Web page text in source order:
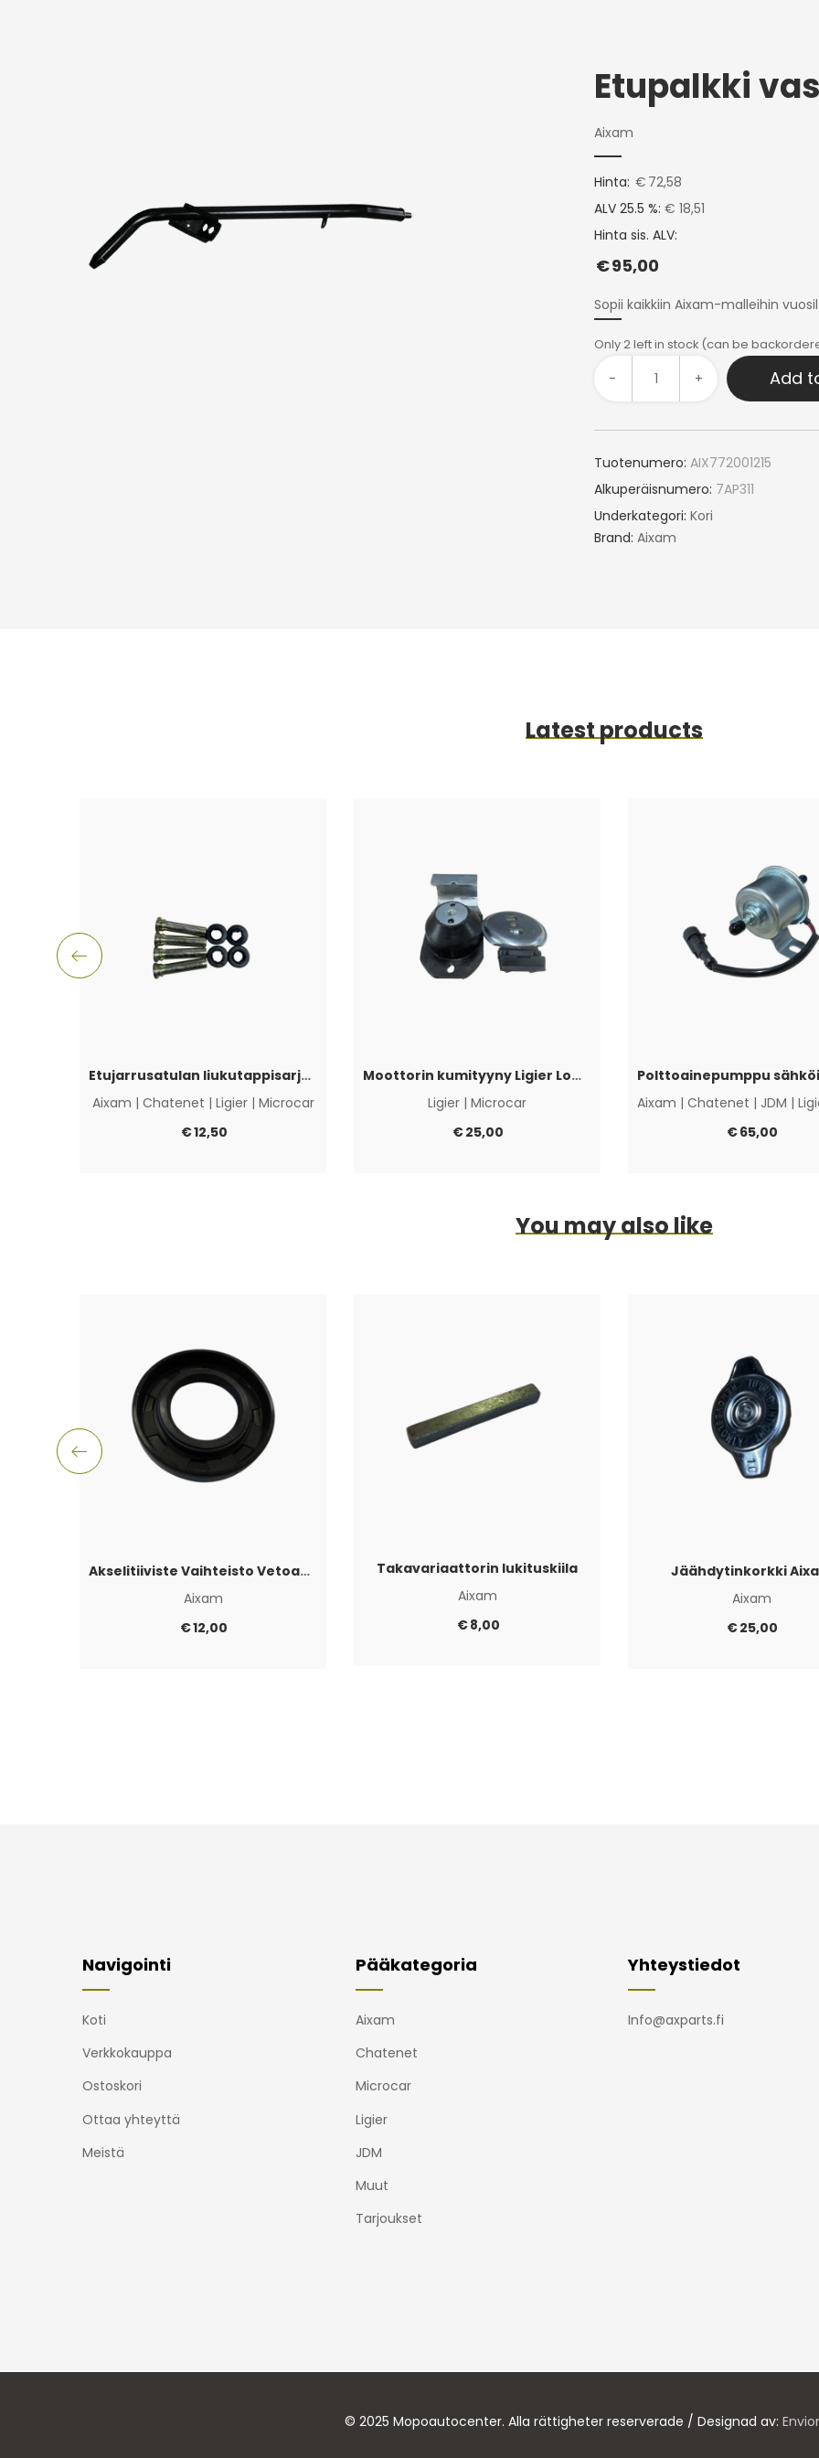
Aixam
Hinta: € 72,58
ALV 25.5 %: € 18,51
Hinta sis. ALV:
€95,00
Sopii kaikkiin Aixam-malleihin
Only 2 left in stock (can be
- + Add
Tuotenumero: AIX772001215
Alkuperäisnumero: 7AP311
Underkategori: Kori
Brand: Aixam
Latest products
Etujarrusatulan liukutappisarja Aixam, Ligier, Microcar & Chatenet
Aixam | Chatenet | Ligier| Microcar
€12,50
Moottorin kumityyny Ligier Lombardini Progress / DCI
Ligier | Microcar
€25,00
Aixam | Chatenet | JDM |
€65,00
You may also like
Akselitiiviste Vaihteisto Vetoakselin puoli Aixam
Aixam
€12,00
Takavariaattorin lukituskiila
Aixam
€8,00
Jäähdytinkorkki
Aixam
€25,00
Navigointi
Koti
Verkkokauppa
Ostoskori
Ottaa yhteyttä
Meistä
Pääkategoria
Aixam
Chatenet
Microcar
Ligier
JDM
Muut
Tarjoukset
Yhteystiedot
Info@axparts.fi
© 2025 Mopoautocenter. Alla rättigheter reserverade / Designad av: